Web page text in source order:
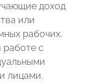
доход
или
рабочих.
работе с
лицами.